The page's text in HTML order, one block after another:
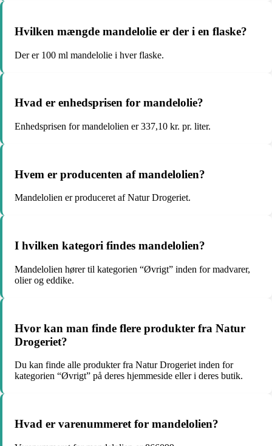
Hvilken mængde mandelolie er der i en flaske?
Der er 100 ml mandelolie i hver flaske.
Hvad er enhedsprisen for mandelolie?
Enhedsprisen for mandelolien er 337,10 kr. pr. liter.
Hvem er producenten af mandelolien?
Mandelolien er produceret af Natur Drogeriet.
I hvilken kategori findes mandelolien?
Mandelolien hører til kategorien “Øvrigt” inden for madvarer,
olier og eddike.
Hvor kan man finde flere produkter fra Natur
Drogeriet?
Du kan finde alle produkter fra Natur Drogeriet inden for
kategorien “Øvrigt” på deres hjemmeside eller i deres butik.
Hvad er varenummeret for mandelolien?